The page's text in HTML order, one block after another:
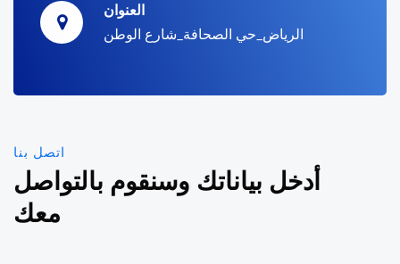
العنوان
الرياض_حي الصحافة_شارع الوطن
اتصل بنا
أدخل بياناتك وسنقوم بالتواصل
معك